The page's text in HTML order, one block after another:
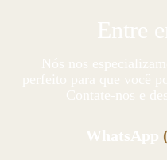
Entre
Nós nos
perfeito para que você
Contate-nos e
WhatsApp